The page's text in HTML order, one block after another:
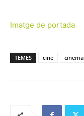
Imatge de portada
TEMES cine cinema